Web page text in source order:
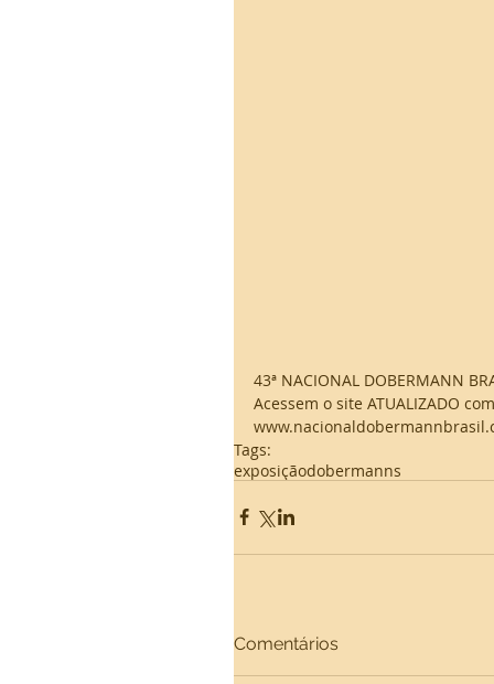
43ª NACIONAL DOBERMANN
Acessem o site ATUALIZADO
Tags:
exposiçãodobermanns
Comentários